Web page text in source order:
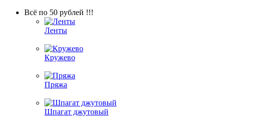
Всё по 50 рублей !!!
Ленты
Кружево
Пряжа
Шпагат джутовый